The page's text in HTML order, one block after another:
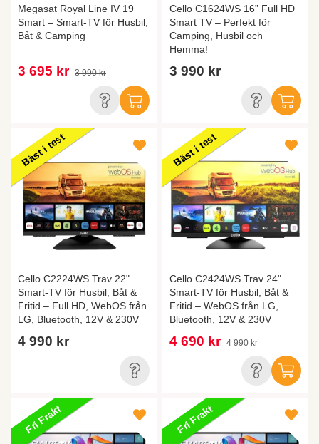
Megasat Royal Line IV 19
Smart – Smart-TV för Husbil,
Båt & Camping
3 695 kr 3 990 kr
Cello C1624WS 16” Full HD
Smart TV – Perfekt för
Camping, Husbil och
Hemma!
3 990 kr
Bäst i test
Cello C2224WS Trav 22"
Smart-TV för Husbil, Båt &
Fritid – Full HD, WebOS från
LG, Bluetooth, 12V & 230V
4 990 kr
Bäst i test
Cello C2424WS Trav 24"
Smart-TV för Husbil, Båt &
Fritid – WebOS från LG,
Bluetooth, 12V & 230V
4 690 kr 4 990 kr
Fri Frakt Fri Frakt